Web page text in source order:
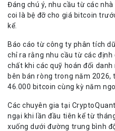
Đáng chú ý, nhu cầu từ các
coi là bệ đỡ cho giá bitcoin
kể.
Báo cáo từ công ty phân tích
chỉ ra rằng nhu cầu từ các
chất khi các quỹ hoán đổi
bên bán ròng trong năm 2026,
46.000 bitcoin cùng kỳ năm
Các chuyên gia tại
ngại khi lần đầu tiên kể từ
xuống dưới đường trung bình